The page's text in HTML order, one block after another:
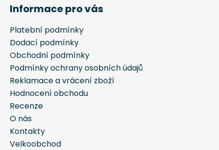
Informace pro vás
Platební podmínky
Dodací podmínky
Obchodní podmínky
Podmínky ochrany osobních údajů
Reklamace a vrácení zboží
Hodnocení obchodu
Recenze
O nás
Kontakty
Velkoobchod